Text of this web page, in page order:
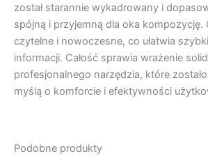
został starannie wykadrowany i
spójną i przyjemną dla oka kompozycję.
czytelne i nowoczesne, co ułatwia
informacji. Całość sprawia wrażenie
profesjonalnego narzędzia, które
myślą o komforcie i efektywności
Podobne produkty